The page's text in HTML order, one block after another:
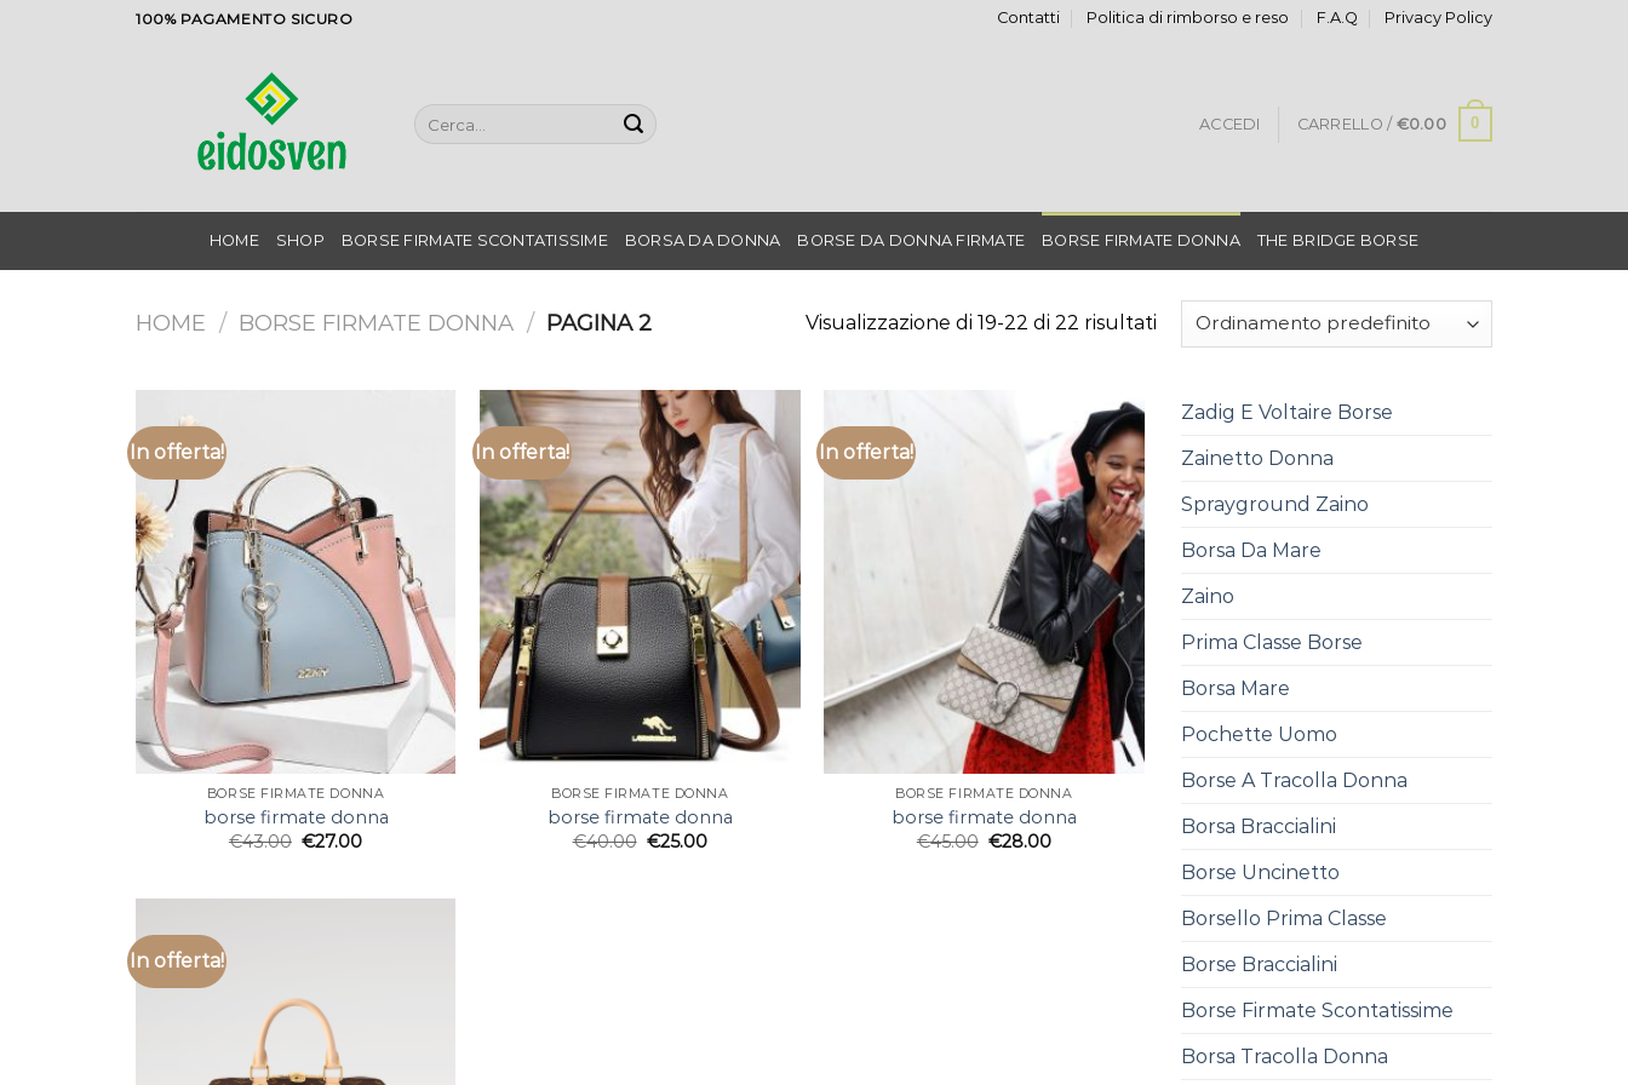
100% PAGAMENTO SICURO Contatti Politica di rimborso e reso F.A.Q Privacy Policy
Cerca:
ACCEDI CARRELLO / €0.00 0
HOME SHOP BORSE FIRMATE SCONTATISSIME BORSA DA DONNA BORSE DA DONNA FIRMATE BORSE FIRMATE DONNA THE BRIDGE BORSE
HOME / BORSE FIRMATE DONNA / PAGINA 2 Visualizzazione di 19-22 di 22 risultati
In offerta!
BORSE FIRMATE DONNA
borse firmate donna
€43.00 €27.00
In offerta!
BORSE FIRMATE DONNA
borse firmate donna
€40.00 €25.00
In offerta!
BORSE FIRMATE DONNA
borse firmate donna
€45.00 €28.00
In offerta!
Zadig E Voltaire Borse
Zainetto Donna
Sprayground Zaino
Borsa Da Mare
Zaino
Prima Classe Borse
Borsa Mare
Pochette Uomo
Borse A Tracolla Donna
Borsa Braccialini
Borse Uncinetto
Borsello Prima Classe
Borse Braccialini
Borse Firmate Scontatissime
Borsa Tracolla Donna